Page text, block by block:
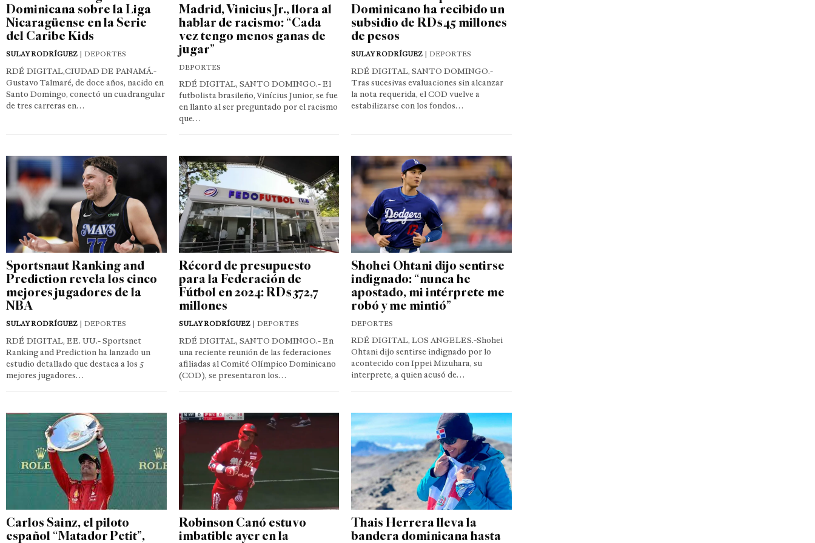
Dominicana sobre la Liga
Nicaragüense en la Serie
del Caribe Kids
SULAY RODRÍGUEZ | DEPORTES
RDÉ DIGITAL,CIUDAD DE PANAMÁ.-
Gustavo Talmaré, de doce años, nacido en
Santo Domingo, conectó un cuadrangular
de tres carreras en…
Madrid, Vinicius Jr., llora al
hablar de racismo: “Cada
vez tengo menos ganas de
jugar”
DEPORTES
RDÉ DIGITAL, SANTO DOMINGO.- El
futbolista brasileño, Vinícius Junior, se fue
en llanto al ser preguntado por el racismo
que…
Dominicano ha recibido un
subsidio de RD$45 millones
de pesos
SULAY RODRÍGUEZ | DEPORTES
RDÉ DIGITAL, SANTO DOMINGO.-
Tras sucesivas evaluaciones sin alcanzar
la nota requerida, el COD vuelve a
estabilizarse con los fondos…
Sportsnaut Ranking and
Prediction revela los cinco
mejores jugadores de la
NBA
SULAY RODRÍGUEZ | DEPORTES
RDÉ DIGITAL, EE. UU.- Sportsnet
Ranking and Prediction ha lanzado un
estudio detallado que destaca a los 5
mejores jugadores…
Récord de presupuesto
para la Federación de
Fútbol en 2024: RD$372,7
millones
SULAY RODRÍGUEZ| DEPORTES
RDÉ DIGITAL, SANTO DOMINGO.- En
una reciente reunión de las federaciones
afiliadas al Comité Olímpico Dominicano
(COD), se presentaron los…
Shohei Ohtani dijo sentirse
indignado: “nunca he
apostado, mi intérprete me
robó y me mintió”
DEPORTES
RDÉ DIGITAL, LOS ANGELES.-Shohei
Ohtani dijo sentirse indignado por lo
acontecido con Ippei Mizuhara, su
interprete, a quien acusó de…
Carlos Sainz, el piloto
español “Matador Petit”,
Robinson Canó estuvo
imbatible ayer en la
Thais Herrera lleva la
bandera dominicana hasta